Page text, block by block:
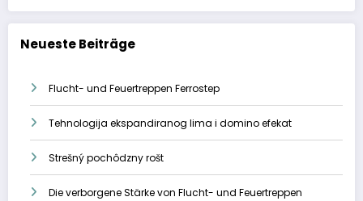
Neueste Beiträge
Flucht- und Feuertreppen Ferrostep
Tehnologija ekspandiranog lima i domino efekat
Strešný pochôdzny rošt
Die verborgene Stärke von Flucht- und Feuertreppen